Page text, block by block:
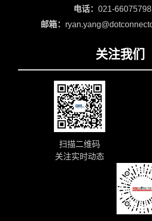
电话： 021-66075798
邮箱：
关注我们
扫描二维码
关注实时动态